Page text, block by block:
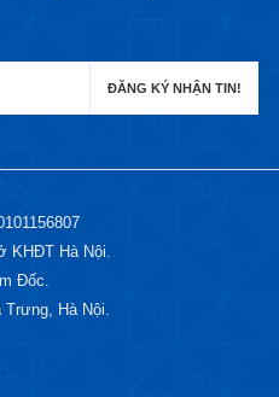
KHĐT Hà Nội.
Đốc.
Hà Nội.